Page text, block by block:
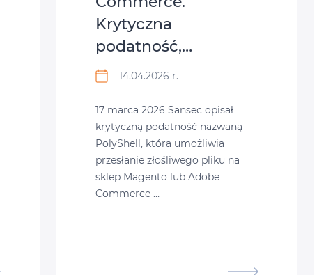
Krytyczna
podatność,…
14.04.2026 r.
17 marca 2026 Sansec opisał
krytyczną podatność nazwaną
PolyShell, która umożliwia
przesłanie złośliwego pliku na
sklep Magento lub Adobe
Commerce …